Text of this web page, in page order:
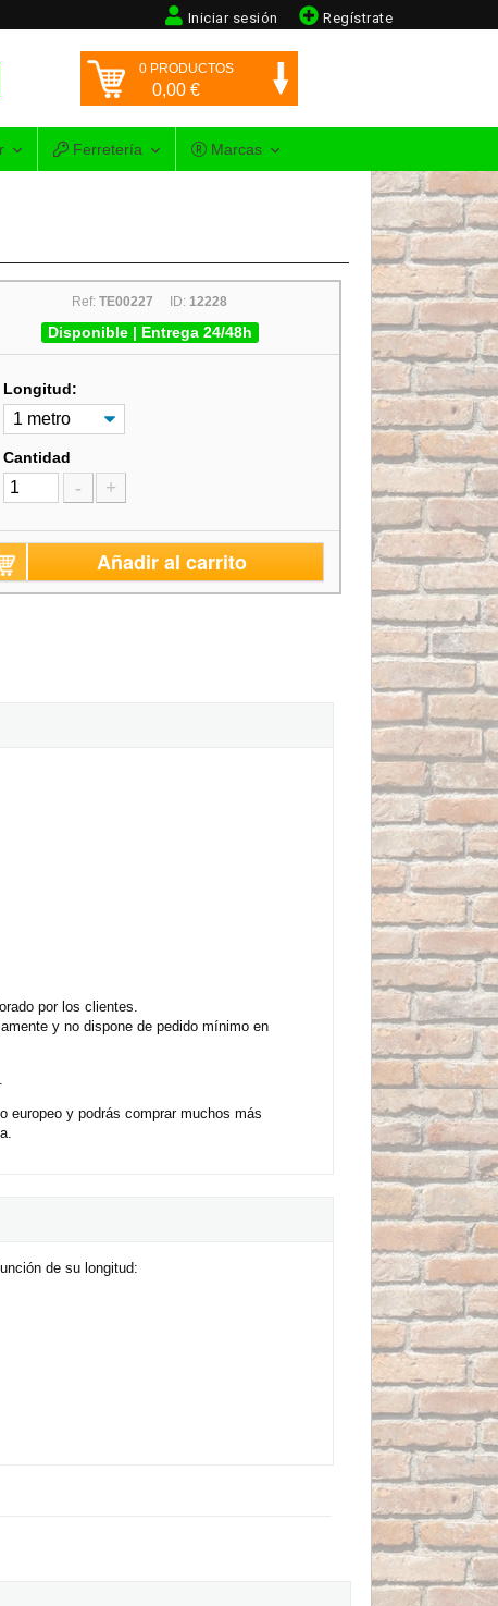
Regístrate
Iniciar sesión
0 PRODUCTOS
0,00 €
Ferretería Marcas
Ref:TE00227 ID:12228
Disponible | Entrega 24/48h
Longitud:
Cantidad
- +
Añadir al carrito
por los clientes.
y no dispone de pedido mínimo en
europeo y podrás comprar muchos más
de su longitud: